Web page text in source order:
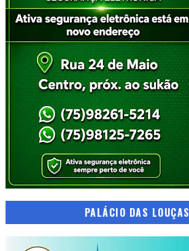
PALÁCIO DAS LOUÇAS